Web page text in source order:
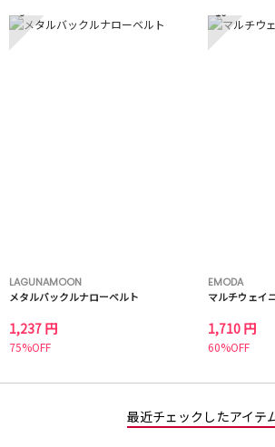
9
LAGUNAMOON
メタルバックルナローベルト
1,237 円
75%OFF
10
EMODA
マルチウェイ
1,710 円
60%OFF
最近チェックしたアイテ